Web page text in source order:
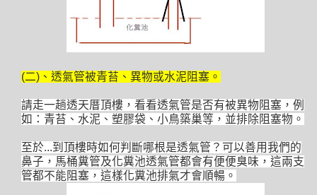
(二)、透氣管被青苔、異物或水泥阻塞。
請走一趟透天厝頂樓，看看透氣管是否有被異物阻塞，例
如：青苔、水泥、塑膠袋、小鳥築巢等，並排除阻塞物。
至於...到頂樓時如何判斷哪根是透氣管？可以善用我們的
鼻子，馬桶糞管及化糞池透氣管都會有便便臭味，這兩支
管都不能阻塞，這樣化糞池排氣才會順暢。